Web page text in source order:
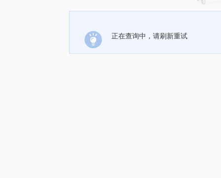
正在查询中，请刷新重试